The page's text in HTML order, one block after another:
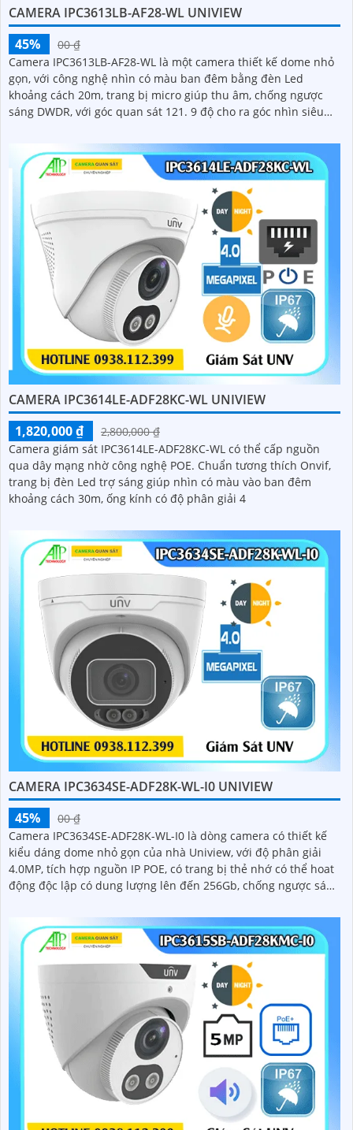
CAMERA IPC3613LB-AF28-WL UNIVIEW
45%
00 ₫
Camera IPC3613LB-AF28-WL là một camera thiết kế dome nhỏ
gọn, với công nghệ nhìn có màu ban đêm bằng đèn Led
khoảng cách 20m, trang bị micro giúp thu âm, chống ngược
sáng DWDR, với góc quan sát 121. 9 độ cho ra góc nhìn siêu
CAMERA IPC3614LE-ADF28KC-WL UNIVIEW
1,820,000 ₫
2,800,000 ₫
Camera giám sát IPC3614LE-ADF28KC-WL có thể cấp nguồn
qua dây mạng nhờ công nghệ POE. Chuẩn tương thích Onvif,
trang bị đèn Led trợ sáng giúp nhìn có màu vào ban đêm
khoảng cách 30m, ống kính có độ phân giải 4
CAMERA IPC3634SE-ADF28K-WL-I0 UNIVIEW
45%
00 ₫
Camera IPC3634SE-ADF28K-WL-I0 là dòng camera có thiết kế
kiểu dáng dome nhỏ gọn của nhà Uniview, với độ phân giải
4.0MP, tích hợp nguồn IP POE, có trang bị thẻ nhớ có thể hoat
động độc lập có dung lượng lên đến 256Gb, chống ngược sáng